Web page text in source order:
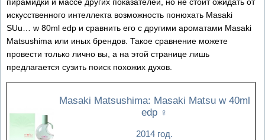
пирамидки и массе других показателей, но не стоит ожидать от
искусственного интеллекта возможность понюхать Masaki
SUu… w 80ml edp и сравнить его с другими ароматами Masaki
Matsushima или иных брендов. Такое сравнение можете
провести только лично вы, а на этой странице лишь
предлагается сузить поиск похожих духов.
Masaki Matsushima: Masaki Matsu w 40ml
edp ♀
2014 год.